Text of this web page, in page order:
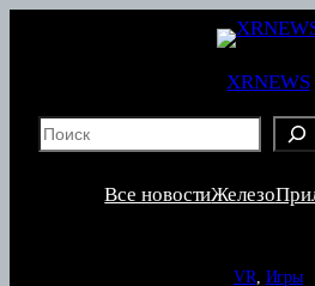
XRNEWS
Все новостиЖелезо
VR Игры